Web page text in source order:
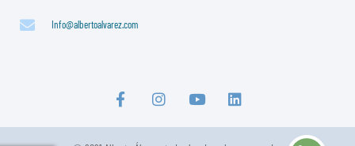
Info@albertoalvarez.com